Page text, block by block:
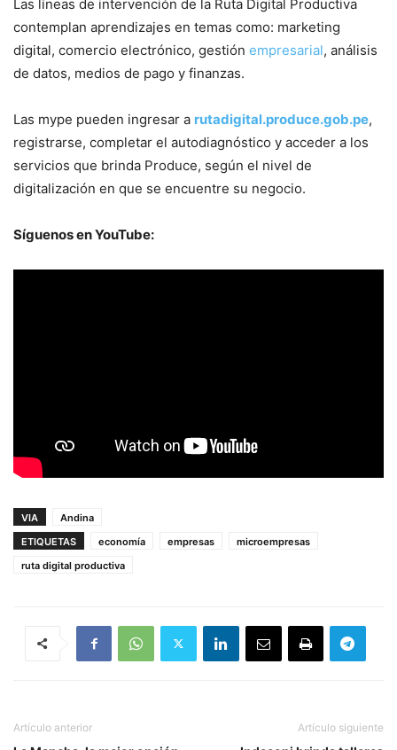
Las líneas de intervención de la Ruta Digital Productiva
contemplan aprendizajes en temas como: marketing
digital, comercio electrónico, gestión empresarial, análisis
de datos, medios de pago y finanzas.
Las mype pueden ingresar a rutadigital.produce.gob.pe,
registrarse, completar el autodiagnóstico y acceder a los
servicios que brinda Produce, según el nivel de
digitalización en que se encuentre su negocio.
Síguenos en YouTube:
VIA
Andina
ETIQUETAS
economía empresas
microempresas
ruta digital productiva
Artículo anterior Artículo siguiente